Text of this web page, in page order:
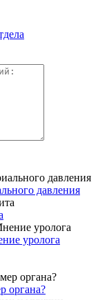
давления
уролога
органа?